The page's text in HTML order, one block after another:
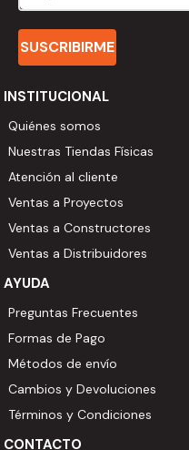
SUSCRIBIRME
INSTITUCIONAL
Quiénes somos
Nuestras Tiendas Físicas
Atención al cliente
Ventas a Proyectos
Ventas a Constructores
Ventas a Distribuidores
AYUDA
Preguntas Frecuentes
Formas de Pago
Métodos de envío
Cambios y Devoluciones
Términos y Condiciones
CONTACTO